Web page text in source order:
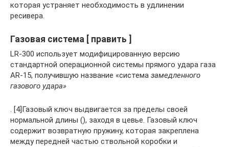
которая устраняет необходимость в удлинении
ресивера.
Газовая система [ править ]
LR-300 использует модифицированную версию
стандартной операционной системы прямого удара газа
AR-15, получившую название «система замедленного
газового удара»
. [4]Газовый ключ выдвигается за пределы своей
нормальной длины (), заходя в цевье. Газовый ключ
содержит возвратную пружину, которая закреплена
между передней частью ствольной коробки и